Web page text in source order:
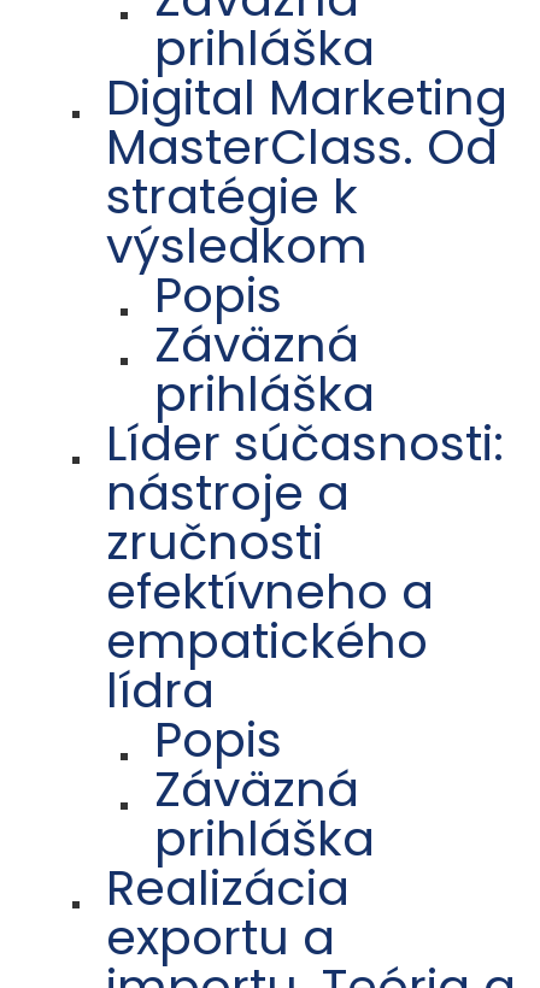
prihláška
Digital Marketing
MasterClass. Od
stratégie k
výsledkom
Popis
Záväzná
prihláška
Líder súčasnosti:
nástroje a
zručnosti
efektívneho a
empatického
lídra
Popis
Záväzná
prihláška
Realizácia
exportu a